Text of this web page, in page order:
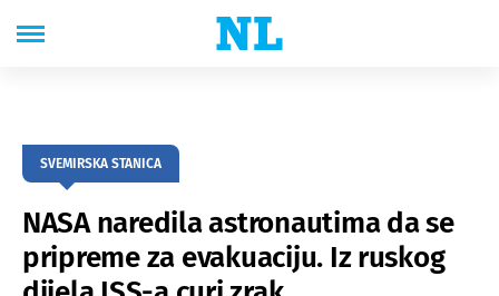
SVEMIRSKA STANICA
NASA naredila astronautima da se
pripreme za evakuaciju. Iz ruskog